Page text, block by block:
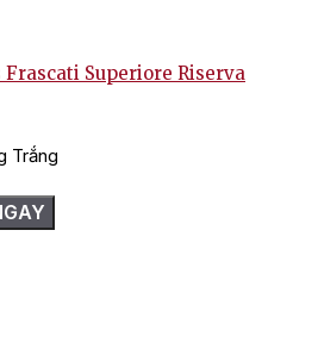
Frascati Superiore Riserva
Trắng